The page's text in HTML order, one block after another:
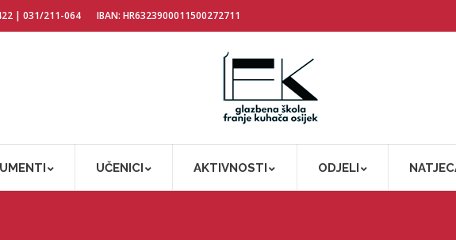
| 031/211-064 IBAN: HR6323900011500272711
UČENICI AKTIVNOSTI ODJELI